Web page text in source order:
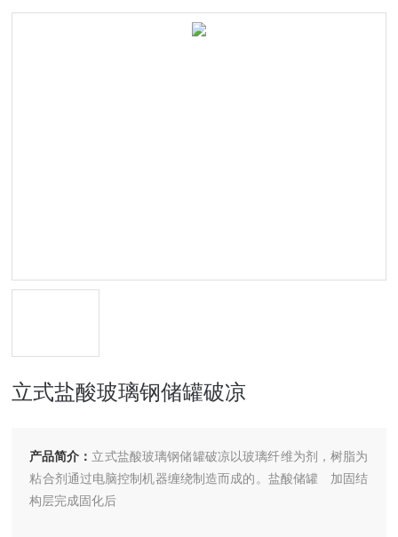
立式盐酸玻璃钢储罐破凉
产品简介： 立式盐酸玻璃钢储罐破凉以玻璃纤维为剂，树脂为
粘合剂通过电脑控制机器缠绕制造而成的。盐酸储罐 加固结
构层完成固化后